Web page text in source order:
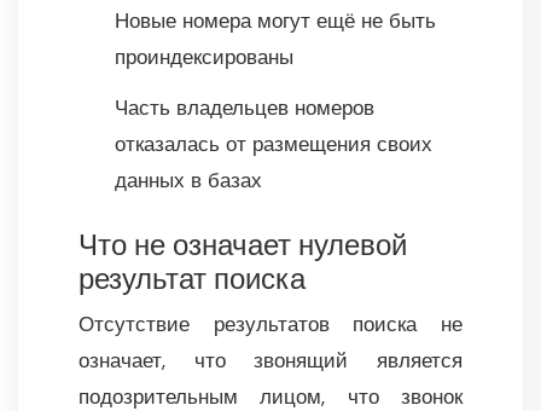
Новые номера могут ещё не быть
проиндексированы
Часть владельцев номеров
отказалась от размещения своих
данных в базах
Что не означает нулевой
результат поиска
Отсутствие результатов поиска не
означает, что звонящий является
подозрительным лицом, что звонок